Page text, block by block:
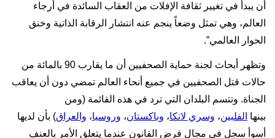
أن يبدأ في تغيير ثقافة الإفلات من العقاب السائدة في أرجاء
العالم، وهي تمثل وضعاً ينجم عنه انتشار الرقابة الذاتية وخنق
الحوار العالمي”.
وتظهر أبحاث لجنة حماية الصحفيين أن ما يقارب 90 بالمائة من
حالات قتل الصحفيين في جميع أنحاء العالم تمضي دون أن يعاقب
الجناة. وتتسم البلدان التي ترد في هذه القائمة (ومن
بينها الفلبين، وسري لانكا، وباكستان، وروسيا، والعراق) بأن لديها
أسوأ سجل في مجال فرض القانون عندما يتعلق الأمر بالعنف